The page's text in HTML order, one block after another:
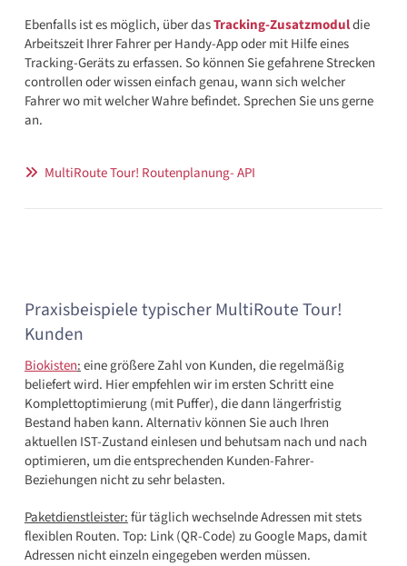
Ebenfalls ist es möglich, über dasTracking-Zusatzmoduldie
Arbeitszeit Ihrer Fahrer per Handy-App oder mit Hilfe eines
Tracking-Geräts zu erfassen. So können Sie gefahrene Strecken
controllen oder wissen einfach genau, wann sich welcher
Fahrer wo mit welcher Wahre befindet. Sprechen Sie uns gerne
an.
MultiRoute Tour! Routenplanung- API
Praxisbeispiele typischer MultiRoute Tour!
Kunden
Biokisten:eine größere Zahl von Kunden, die regelmäßig
beliefert wird. Hier empfehlen wir im ersten Schritt eine
Komplettoptimierung (mit Puffer), die dann längerfristig
Bestand haben kann. Alternativ könnenSieauch Ihren
aktuellen IST-Zustand einlesen und behutsam nach und nach
optimieren, um die entsprechenden Kunden-Fahrer-
Beziehungen nicht zu sehrbelasten.
Paketdienstleister:für täglich wechselnde Adressen mit stets
flexiblen Routen.Top: Link (QR-Code) zu Google Maps, damit
Adressen nicht einzeln eingegeben werden müssen.